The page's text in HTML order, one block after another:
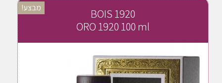
מבצע!
BOIS 1920
ORO 1920 100 ml